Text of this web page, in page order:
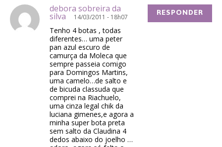
debora sobreira da
silva 14/03/2011 - 18h07
Tenho 4 botas , todas
diferentes… uma peter
pan azul escuro de
camurça da Moleca que
sempre passeia comigo
para Domingos Martins,
uma camelo…de salto e
de bicuda classuda que
comprei na Riachuelo,
uma cinza legal chik da
luciana gimenes,e agora a
minha super bota preta
sem salto da Claudina 4
dedos abaixo do joelho …
RESPONDER